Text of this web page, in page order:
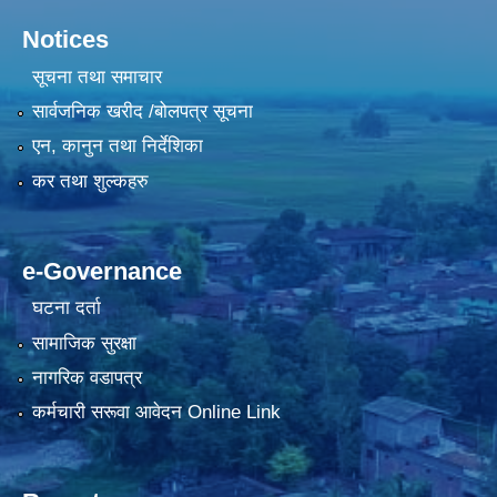
Notices
सूचना तथा समाचार
सार्वजनिक खरीद /बोलपत्र सूचना
एन, कानुन तथा निर्देशिका
कर तथा शुल्कहरु
e-Governance
घटना दर्ता
सामाजिक सुरक्षा
नागरिक वडापत्र
कर्मचारी सरूवा आवेदन Online Link